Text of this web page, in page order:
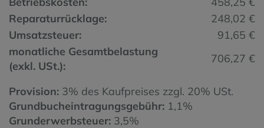
Reparaturrücklage:
248,02 €
Umsatzsteuer:
91,65 €
monatliche Gesamtbelastung
(exkl. USt.):
706,27 €
Provision: 3% des Kaufpreises zzgl. 20% USt.
Grundbucheintragungsgebühr: 1,1%
Grunderwerbsteuer: 3,5%